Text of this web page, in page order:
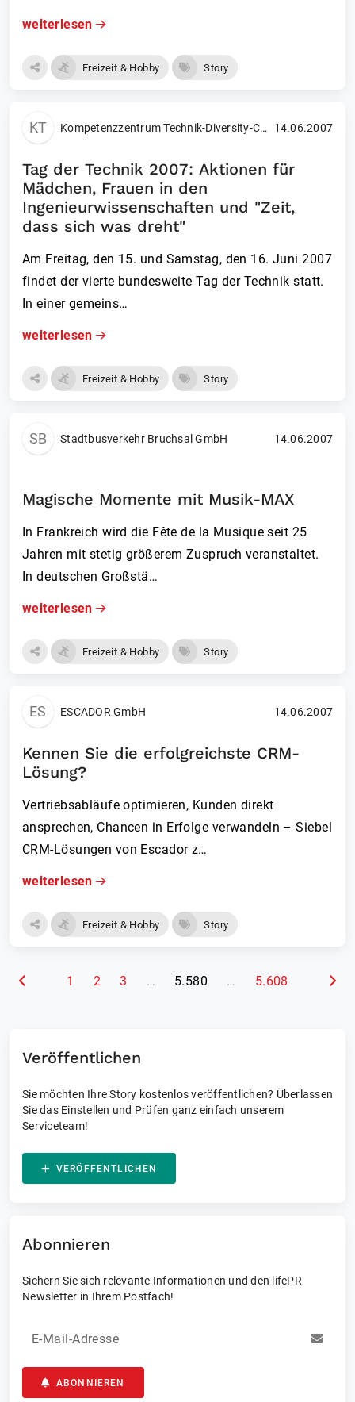
weiterlesen
Freizeit & Hobby Story
KT Kompetenzzentrum Technik-Diversity-Chancengleichheit e. V 14.06.2007
Tag der Technik 2007: Aktionen für
Mädchen, Frauen in den
Ingenieurwissenschaften und "Zeit,
dass sich was dreht"
Am Freitag, den 15. und Samstag, den 16. Juni 2007
findet der vierte bundesweite Tag der Technik statt.
In einer gemeins…
weiterlesen
Freizeit & Hobby Story
SB Stadtbusverkehr Bruchsal GmbH 14.06.2007
Magische Momente mit Musik-MAX
In Frankreich wird die Fête de la Musique seit 25
Jahren mit stetig größerem Zuspruch veranstaltet.
In deutschen Großstä…
weiterlesen
Freizeit & Hobby Story
ES ESCADOR GmbH 14.06.2007
Kennen Sie die erfolgreichste CRM-
Lösung?
Vertriebsabläufe optimieren, Kunden direkt
ansprechen, Chancen in Erfolge verwandeln – Siebel
CRM-Lösungen von Escador z…
weiterlesen
Freizeit & Hobby Story
1 2 3 … 5.580 (aktuelle Seite)
… 5.608
Veröffentlichen
Sie möchten Ihre Story kostenlos veröffentlichen? Überlassen
Sie das Einstellen und Prüfen ganz einfach unserem
Serviceteam!
VERÖFFENTLICHEN
Abonnieren
Sichern Sie sich relevante Informationen und den lifePR
Newsletter in Ihrem Postfach!
E-Mail-Adresse
ABONNIEREN